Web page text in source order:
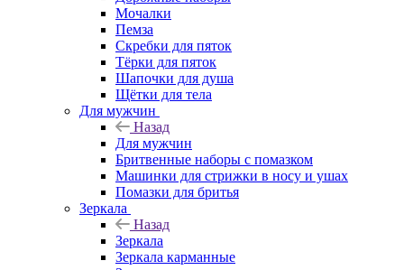
Мочалки
Пемза
Скребки для пяток
Тёрки для пяток
Шапочки для душа
Щётки для тела
Для мужчин
Назад
Для мужчин
Бритвенные наборы с помазком
Машинки для стрижки в носу и ушах
Помазки для бритья
Зеркала
Назад
Зеркала
Зеркала карманные